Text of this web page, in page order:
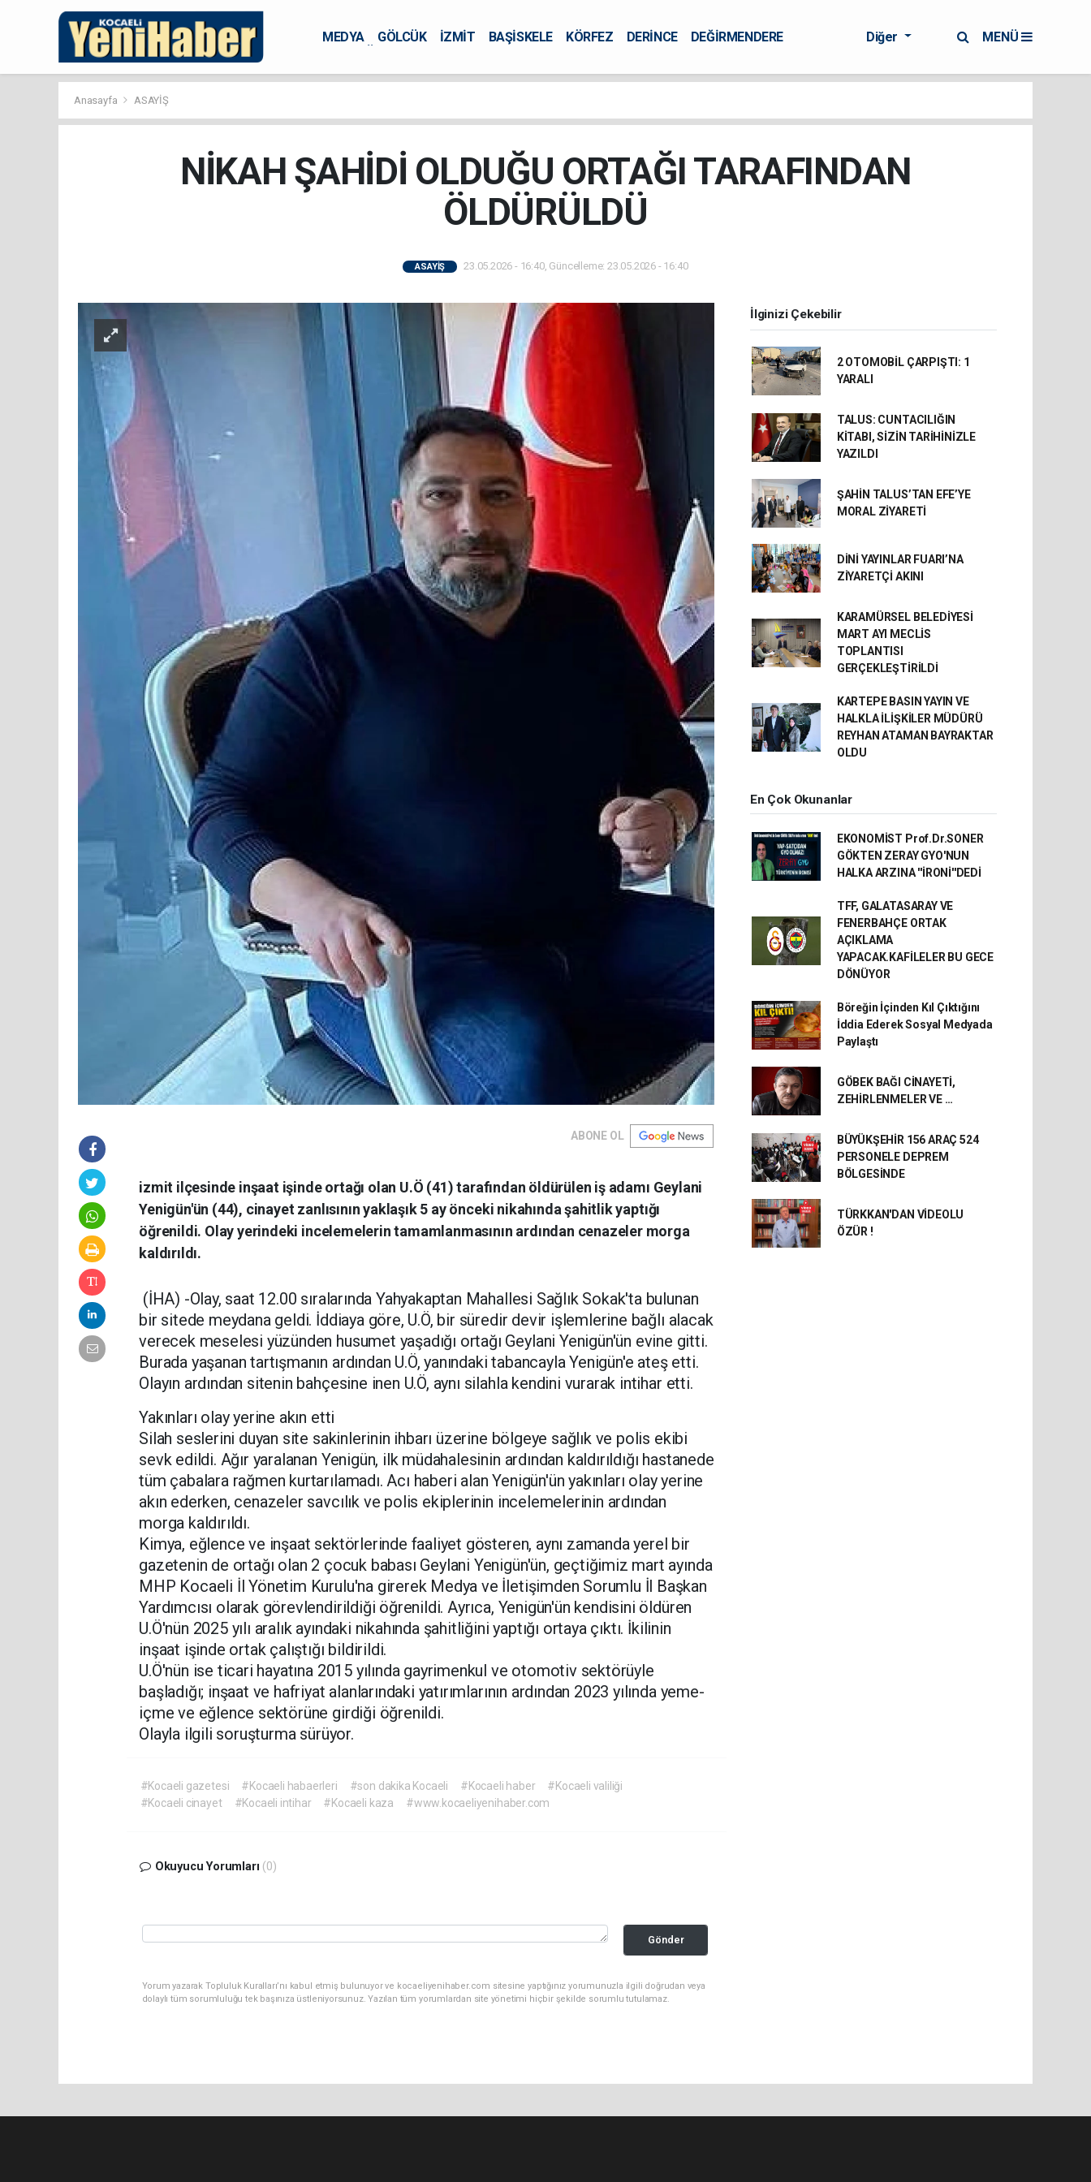
MEDYA GÖLCÜK İZMİT BAŞİSKELE KÖRFEZ DERİNCE
DEĞİRMENDERE
Diğer MENÜ
Anasayfa ASAYİŞ
NİKAH ŞAHİDİ OLDUĞU ORTAĞI TARAFINDAN
ÖLDÜRÜLDÜ
ASAYİŞ 23.05.2026 - 16:40, Güncelleme: 23.05.2026 - 16:40
ABONE OL
izmit ilçesinde inşaat işinde ortağı olan U.Ö (41) tarafından öldürülen iş adamı Geylani
Yenigün'ün (44), cinayet zanlısının yaklaşık 5 ay önceki nikahında şahitlik yaptığı
öğrenildi. Olay yerindeki incelemelerin tamamlanmasının ardından cenazeler morga
kaldırıldı.
(İHA) -Olay, saat 12.00 sıralarında Yahyakaptan Mahallesi Sağlık Sokak'ta bulunan
bir sitede meydana geldi. İddiaya göre, U.Ö, bir süredir devir işlemlerine bağlı alacak
verecek meselesi yüzünden husumet yaşadığı ortağı Geylani Yenigün'ün evine gitti.
Burada yaşanan tartışmanın ardından U.Ö, yanındaki tabancayla Yenigün'e ateş etti.
Olayın ardından sitenin bahçesine inen U.Ö, aynı silahla kendini vurarak intihar etti.
Yakınları olay yerine akın etti
Silah seslerini duyan site sakinlerinin ihbarı üzerine bölgeye sağlık ve polis ekibi
sevk edildi. Ağır yaralanan Yenigün, ilk müdahalesinin ardından kaldırıldığı hastanede
tüm çabalara rağmen kurtarılamadı. Acı haberi alan Yenigün'ün yakınları olay yerine
akın ederken, cenazeler savcılık ve polis ekiplerinin incelemelerinin ardından
morga kaldırıldı.
Kimya, eğlence ve inşaat sektörlerinde faaliyet gösteren, aynı zamanda yerel bir
gazetenin de ortağı olan 2 çocuk babası Geylani Yenigün'ün, geçtiğimiz mart ayında
MHP Kocaeli İl Yönetim Kurulu'na girerek Medya ve İletişimden Sorumlu İl Başkan
Yardımcısı olarak görevlendirildiği öğrenildi. Ayrıca, Yenigün'ün kendisini öldüren
U.Ö'nün 2025 yılı aralık ayındaki nikahında şahitliğini yaptığı ortaya çıktı. İkilinin
inşaat işinde ortak çalıştığı bildirildi.
U.Ö'nün ise ticari hayatına 2015 yılında gayrimenkul ve otomotiv sektörüyle
başladığı; inşaat ve hafriyat alanlarındaki yatırımlarının ardından 2023 yılında yeme-
içme ve eğlence sektörüne girdiği öğrenildi.
Olayla ilgili soruşturma sürüyor.
#Kocaeli gazetesi #Kocaeli habaerleri #son dakika Kocaeli #Kocaeli haber
#Kocaeli valiliği
#Kocaeli cinayet
#Kocaeli intihar #Kocaeli kaza #www.kocaeliyenihaber.com
Okuyucu Yorumları (0)
Gönder
Yorum yazarak Topluluk Kuralları’nı kabul etmiş bulunuyor ve kocaeliyenihaber.com sitesine yaptığınız yorumunuzla ilgili doğrudan veya
dolaylı tüm sorumluluğu tek başınıza üstleniyorsunuz. Yazılan tüm yorumlardan site yönetimi hiçbir şekilde sorumlu tutulamaz.
İlginizi Çekebilir
2 OTOMOBİL ÇARPIŞTI: 1
YARALI
TALUS: CUNTACILIĞIN
KİTABI, SİZİN TARİHİNİZLE
YAZILDI
ŞAHİN TALUS’TAN EFE’YE
MORAL ZİYARETİ
DİNİ YAYINLAR FUARI’NA
ZİYARETÇİ AKINI
KARAMÜRSEL BELEDİYESİ
MART AYI MECLİS
TOPLANTISI
GERÇEKLEŞTİRİLDİ
KARTEPE BASIN YAYIN VE
HALKLA İLİŞKİLER MÜDÜRÜ
REYHAN ATAMAN BAYRAKTAR
OLDU
En Çok Okunanlar
EKONOMİST Prof.Dr.SONER
GÖKTEN ZERAY GYO'NUN
HALKA ARZINA ''İRONİ''DEDİ
TFF, GALATASARAY VE
FENERBAHÇE ORTAK
AÇIKLAMA
YAPACAK.KAFİLELER BU GECE
DÖNÜYOR
Böreğin İçinden Kıl Çıktığını
İddia Ederek Sosyal Medyada
Paylaştı
GÖBEK BAĞI CİNAYETİ,
ZEHİRLENMELER VE …
BÜYÜKŞEHİR 156 ARAÇ 524
PERSONELE DEPREM
BÖLGESİNDE
TÜRKKAN'DAN VİDEOLU
ÖZÜR !